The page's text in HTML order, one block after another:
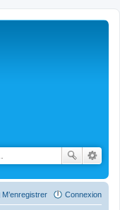
Connexion
M’enregistrer